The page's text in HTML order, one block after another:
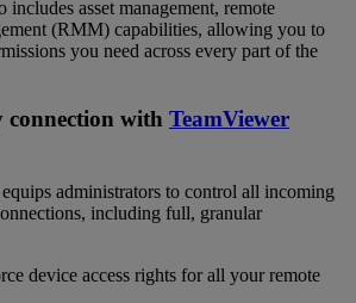
includes asset management, remote
(RMM) capabilities, allowing you to
you need across every part of the
with TeamViewer
administrators to control all incoming
including full, granular
device access rights for all your remote